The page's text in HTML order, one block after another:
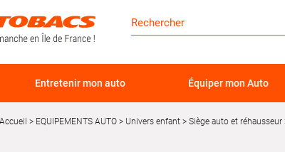
Entretenir mon auto Équiper mon Auto
Accueil EQUIPEMENTS AUTO Univers enfant Siège auto et réhausseur